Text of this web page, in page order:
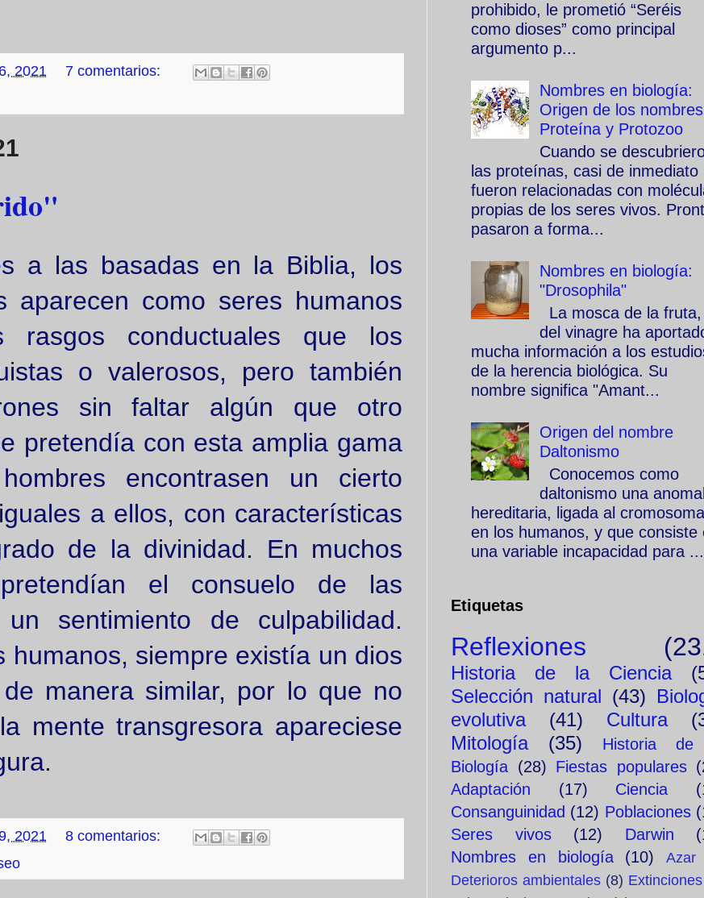
2021
7 comentarios:
a las basadas en la Biblia, los
aparecen como seres humanos
rasgos conductuales que los
o valerosos, pero también
sin faltar algún que otro
pretendía con esta amplia gama
encontrasen un cierto
a ellos, con características
de la divinidad. En muchos
el consuelo de las
sentimiento de culpabilidad.
humanos, siempre existía un dios
manera similar, por lo que no
mente transgresora apareciese
2021
8 comentarios:
prohibido, le prometió “Seréis
como dioses” como principal
argumento p...
Nombres en biología:
Origen de los nombres
Proteína y Protozoo
Cuando se
las proteínas, casi de inmediato
fueron relacionadas con
propias de los seres vivos.
pasaron a forma...
Nombres en biología:
"Drosophila"
La mosca de la
del vinagre ha
mucha información a los
de la herencia biológica. Su
nombre significa "Amant...
Origen del nombre
Daltonismo
Conocemos como
daltonismo una
hereditaria, ligada al
en los humanos, y que consiste
una variable incapacidad para ...
Etiquetas
Reflexiones
Historia de la Ciencia
Selección natural (43)
evolutiva
(41) Cultura
Mitología
(35)
Historia
Biología (28) Fiestas populares
Adaptación
(17) Ciencia
Consanguinidad (12) Poblaciones
Seres vivos
(12) Darwin
Nombres en biología
(10)
Azar
Deterioros ambientales (8) Extinciones